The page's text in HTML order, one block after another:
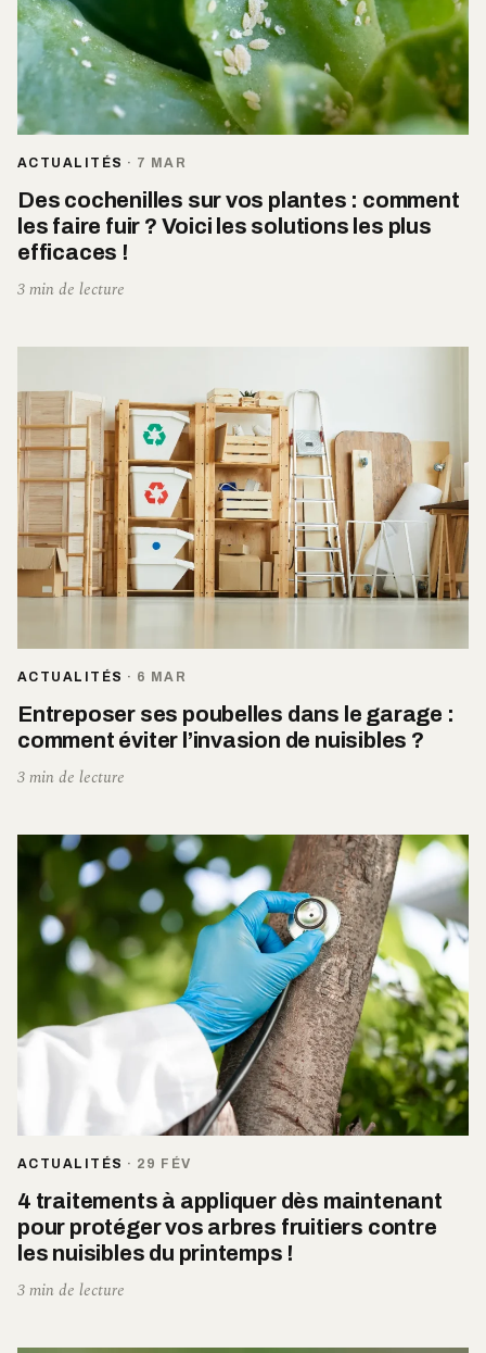
ACTUALITÉS · 7 MAR
Des cochenilles sur vos plantes : comment
les faire fuir ? Voici les solutions les plus
efficaces !
3 min de lecture
ACTUALITÉS · 6 MAR
Entreposer ses poubelles dans le garage :
comment éviter l’invasion de nuisibles ?
3 min de lecture
ACTUALITÉS · 29 FÉV
4 traitements à appliquer dès maintenant
pour protéger vos arbres fruitiers contre
les nuisibles du printemps !
3 min de lecture